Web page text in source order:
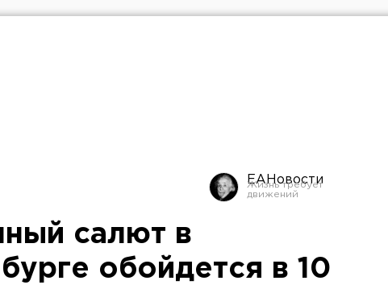
ЕАНовости
салют в
обойдется в 10